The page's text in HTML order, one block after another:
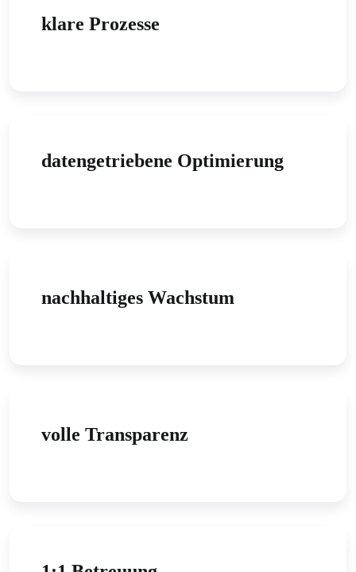
klare Prozesse
datengetriebene Optimierung
nachhaltiges Wachstum
volle Transparenz